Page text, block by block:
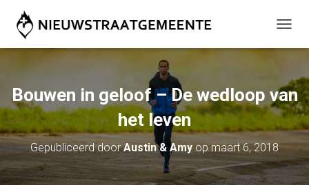
O
L
E
N
A
G
Bouwen in geloof – De wedloop van
het leven
Gepubliceerd doorAustin & Amyopmaart 6, 2018